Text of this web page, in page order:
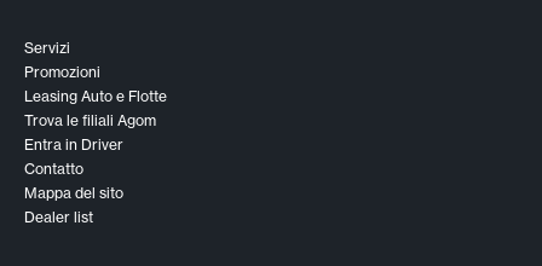
Servizi
Promozioni
Leasing Auto e Flotte
Trova le filiali Agom
Entra in Driver
Contatto
Mappa del sito
Dealer list